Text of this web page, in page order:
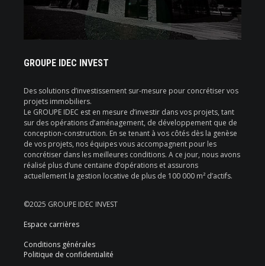
GROUPE IDEC INVEST
Des solutions d’investissement sur-mesure pour concrétiser vos
projets immobiliers.
Le GROUPE IDEC est en mesure d’investir dans vos projets, tant
sur des opérations d’aménagement, de développement que de
conception-construction. En se tenant à vos côtés dès la genèse
de vos projets, nos équipes vous accompagnent pour les
concrétiser dans les meilleures conditions. A ce jour, nous avons
réalisé plus d’une centaine d’opérations et assurons
actuellement la gestion locative de plus de 100 000 m² d’actifs.
©2025 GROUPE IDEC INVEST
Espace carrières
Conditions générales
Politique de confidentialité